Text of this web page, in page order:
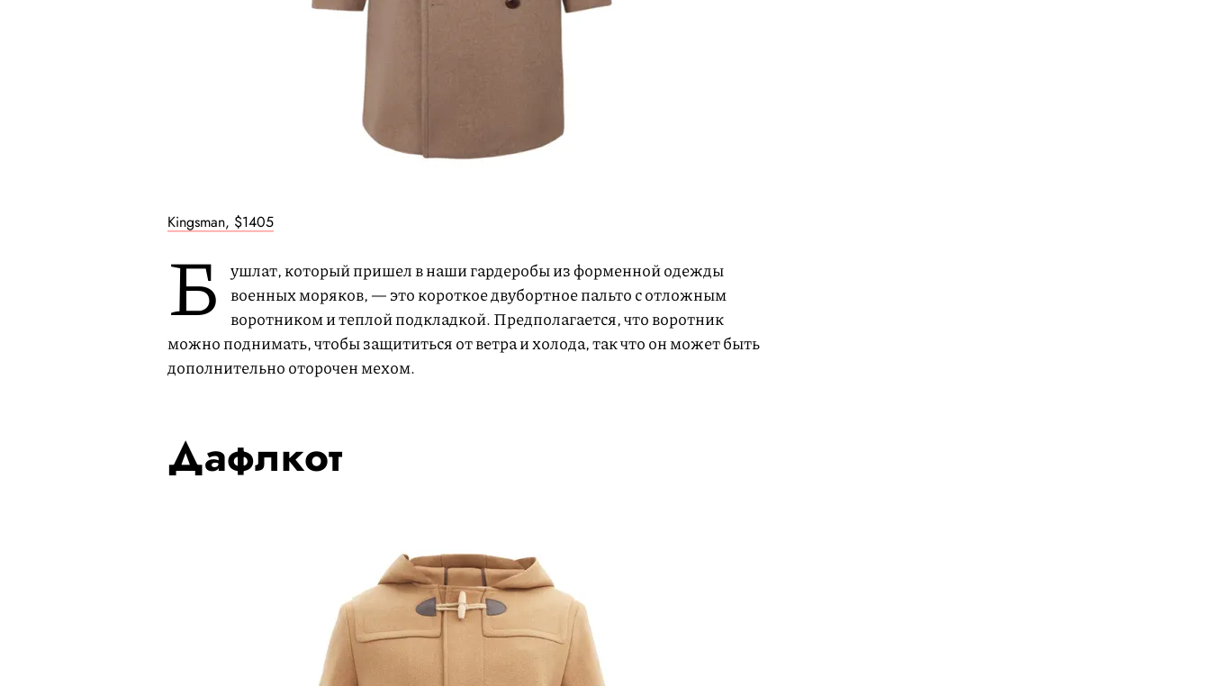
Kingsman, $1405
Б
ушлат, который пришел в наши гардеробы из форменной одежды
военных моряков, — это короткое двубортное пальто с отложным
воротником и теплой подкладкой. Предполагается, что воротник
можно поднимать, чтобы защититься от ветра и холода, так что он может быть
дополнительно оторочен мехом.
Дафлкот